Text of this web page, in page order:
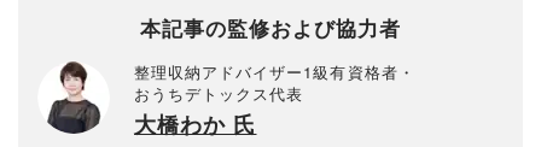
本記事の監修および協力者
整理収納アドバイザー1級有資格者・
おうちデトックス代表
大橋わか 氏